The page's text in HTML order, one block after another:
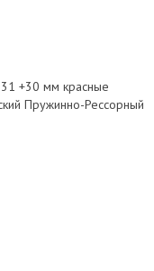
+30 мм красные
Пружинно-Рессорный